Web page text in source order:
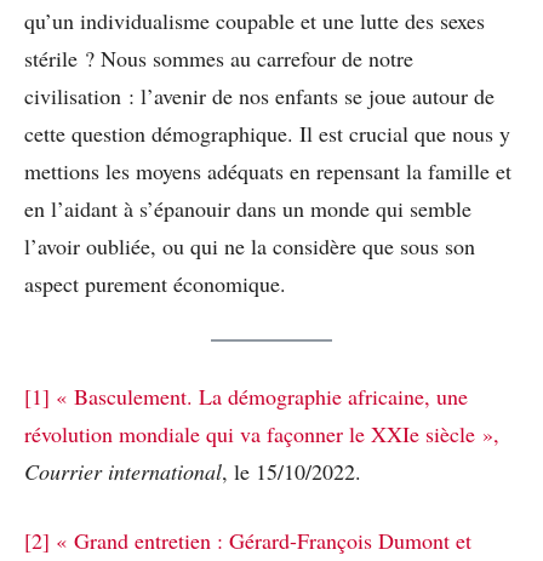
qu’un individualisme coupable et une lutte des sexes
stérile ? Nous sommes au carrefour de notre
civilisation : l’avenir de nos enfants se joue autour de
cette question démographique. Il est crucial que nous y
mettions les moyens adéquats en repensant la famille et
en l’aidant à s’épanouir dans un monde qui semble
l’avoir oubliée, ou qui ne la considère que sous son
aspect purement économique.
[1] « Basculement. La démographie africaine, une
révolution mondiale qui va façonner le XXIe siècle »,
Courrier international, le 15/10/2022.
[2] « Grand entretien : Gérard-François Dumont et